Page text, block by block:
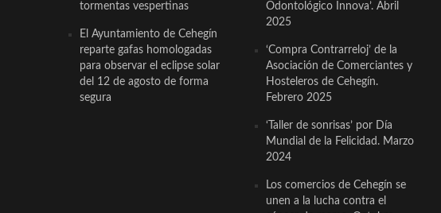
tormentas vespertinas
El Ayuntamiento de Cehegín
reparte gafas homologadas
para observar el eclipse solar
del 12 de agosto de forma
segura
Odontológico Innova’. Abril
2025
‘Compra Contrarreloj’ de la
Asociación de Comerciantes y
Hosteleros de Cehegín.
Febrero 2025
‘Taller de sonrisas’ por Día
Mundial de la Felicidad. Marzo
2024
Los comercios de Cehegín se
unen a la lucha contra el